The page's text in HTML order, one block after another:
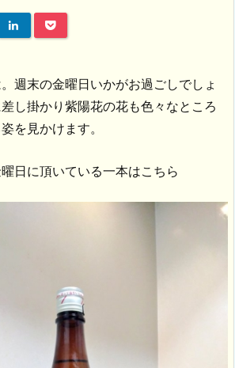
週末の金曜日いかがお過ごしでしょ
し掛かり紫陽花の花も色々なところ
を見かけます。
日に頂いている一本はこちら